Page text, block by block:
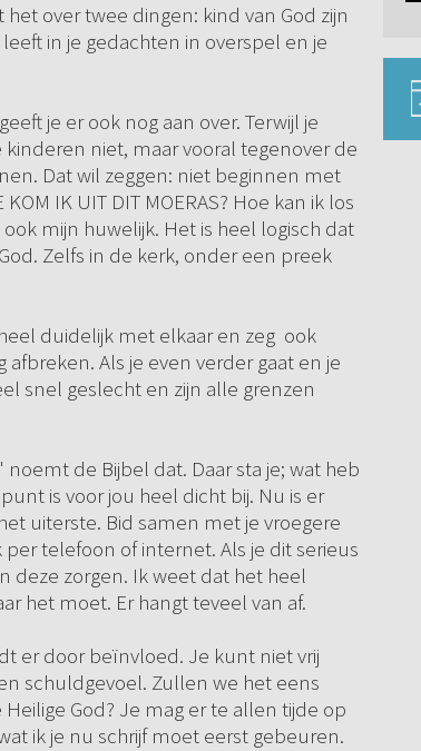
over twee dingen: kind van God zijn
in je gedachten in overspel en je
je er ook nog aan over. Terwijl je
niet, maar vooral tegenover de
Dat wil zeggen: niet beginnen met
IK UIT DIT MOERAS? Hoe kan ik los
mijn huwelijk. Het is heel logisch dat
Zelfs in de kerk, onder een preek
duidelijk met elkaar en zeg ook
Als je even verder gaat en je
snel geslecht en zijn alle grenzen
de Bijbel dat. Daar sta je; wat heb
is voor jou heel dicht bij. Nu is er
uiterste. Bid samen met je vroegere
telefoon of internet. Als je dit serieus
deze zorgen. Ik weet dat het heel
het moet. Er hangt teveel van af.
er door beïnvloed. Je kunt niet vrij
schuldgevoel. Zullen we het eens
God? Je mag er te allen tijde op
ik je nu schrijf moet eerst gebeuren.